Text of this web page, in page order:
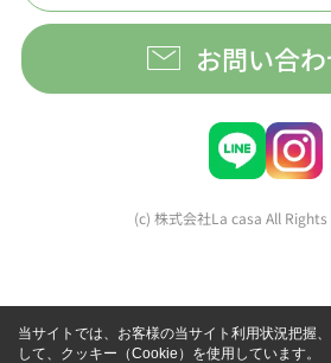
お問い合
(c) 株式会社La casa All
当サイトでは、お客様の当サイト利用状況把握
して、クッキー（Cookie）を使用しています。